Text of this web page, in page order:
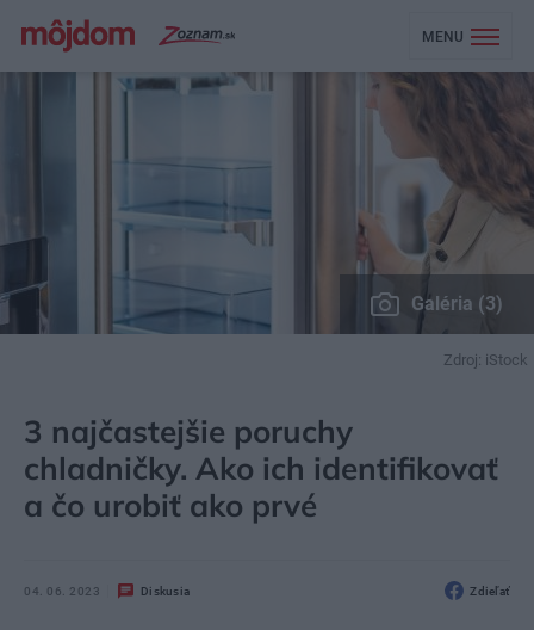
MENU
Galéria (3)
Zdroj: iStock
3 najčastejšie poruchy
chladničky. Ako ich identifikovať
a čo urobiť ako prvé
04. 06. 2023 Diskusia Zdieľať